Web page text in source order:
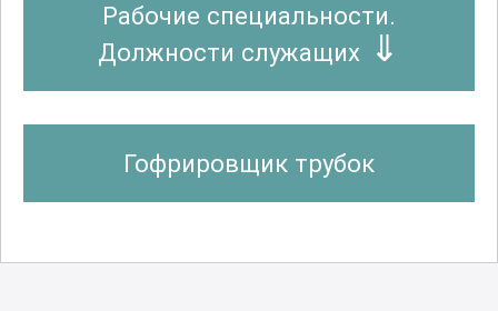
Рабочие специальности.
Должности служащих
Гофрировщик трубок